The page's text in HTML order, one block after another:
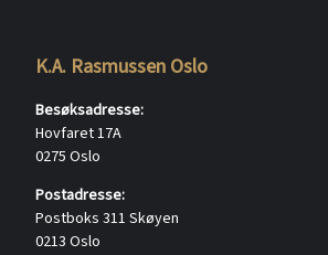
K.A. Rasmussen Oslo
Besøksadresse:
Hovfaret 17A
0275 Oslo
Postadresse:
Postboks 311 Skøyen
0213 Oslo